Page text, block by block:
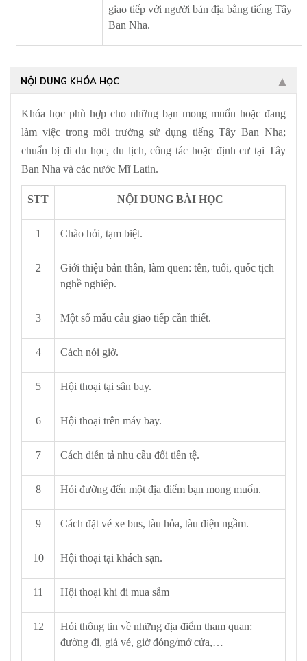
giao tiếp với người bản địa bằng tiếng Tây
Ban Nha.
NỘI DUNG KHÓA HỌC
Khóa học phù hợp cho những bạn mong muốn hoặc đang
làm việc trong môi trường sử dụng tiếng Tây Ban Nha;
chuẩn bị đi du học, du lịch, công tác hoặc định cư tại Tây
Ban Nha và các nước Mĩ Latin.
STT NỘI DUNG BÀI HỌC
1 Chào hỏi, tạm biệt.
2
Giới thiệu bản thân, làm quen: tên, tuổi, quốc tịch
nghề nghiệp.
3 Một số mẫu câu giao tiếp cần thiết.
4 Cách nói giờ.
5 Hội thoại tại sân bay.
6 Hội thoại trên máy bay.
7 Cách diễn tả nhu cầu đổi tiền tệ.
8 Hỏi đường đến một địa điểm bạn mong muốn.
9 Cách đặt vé xe bus, tàu hỏa, tàu điện ngầm.
10 Hội thoại tại khách sạn.
11 Hội thoại khi đi mua sắm
12
Hỏi thông tin về những địa điểm tham quan:
đường đi, giá vé, giờ đóng/mở cửa,…